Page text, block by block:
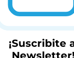
¡Suscribite